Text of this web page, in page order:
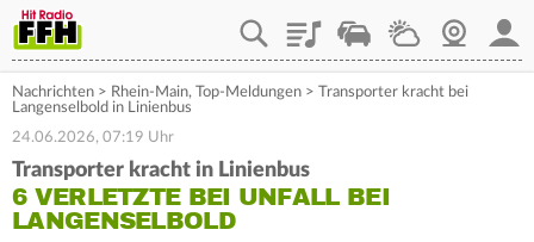
PlaylistStaupilotWetterWebcam
Nachrichten > Rhein-Main, Top-Meldungen > Transporter kracht bei
Langenselbold in Linienbus
24.06.2026, 07:19 Uhr
Transporter kracht in Linienbus
6 VERLETZTE BEI UNFALL BEI
LANGENSELBOLD